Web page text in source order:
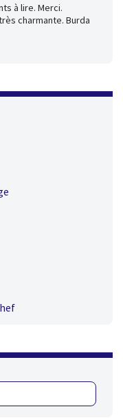
à lire. Merci.
charmante. Burda